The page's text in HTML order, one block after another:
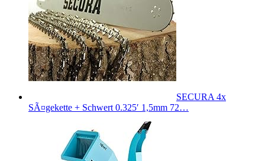
SECURA 4x
SÃ¤gekette + Schwert 0.325′ 1,5mm 72…